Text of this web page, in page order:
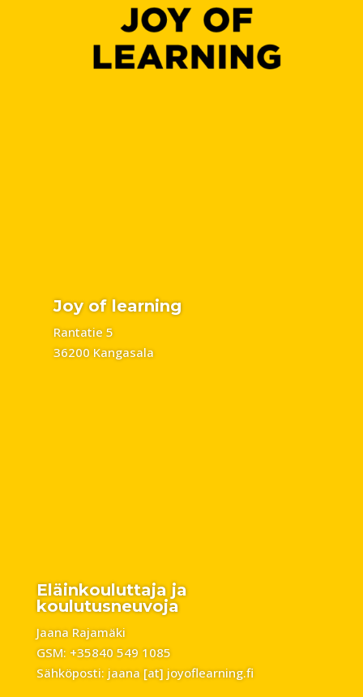
Joy of learning
Rantatie 5
36200 Kangasala
Eläinkouluttaja ja
koulutusneuvoja
Jaana Rajamäki
GSM: +35840 549 1085
Sähköposti: jaana [at] joyoflearning.fi